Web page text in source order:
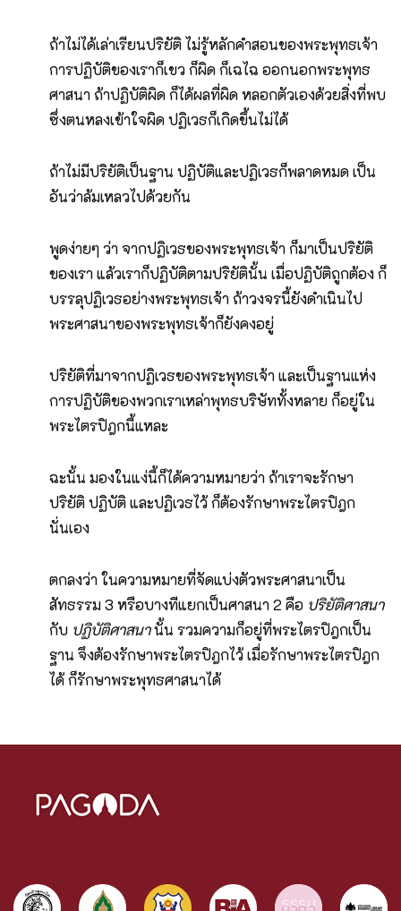
ถ้าไม่ได้เล่าเรียนปริยัติ ไม่รู้หลักคำสอนของพระพุทธเจ้า
การปฏิบัติของเราก็เขว ก็ผิด ก็เฉไฉ ออกนอกพระพุทธ
ศาสนา ถ้าปฏิบัติผิด ก็ได้ผลที่ผิด หลอกตัวเองด้วยสิ่งที่พบ
ซึ่งตนหลงเข้าใจผิด ปฏิเวธก็เกิดขึ้นไม่ได้
ถ้าไม่มีปริยัติเป็นฐาน ปฏิบัติและปฏิเวธก็พลาดหมด เป็น
อันว่าล้มเหลวไปด้วยกัน
พูดง่ายๆ ว่า จากปฏิเวธของพระพุทธเจ้า ก็มาเป็นปริยัติ
ของเรา แล้วเราก็ปฏิบัติตามปริยัตินั้น เมื่อปฏิบัติถูกต้อง ก็
บรรลุปฏิเวธอย่างพระพุทธเจ้า ถ้าวงจรนี้ยังดำเนินไป
พระศาสนาของพระพุทธเจ้าก็ยังคงอยู่
ปริยัติที่มาจากปฏิเวธของพระพุทธเจ้า และเป็นฐานแห่ง
การปฏิบัติของพวกเราเหล่าพุทธบริษัททั้งหลาย ก็อยู่ใน
พระไตรปิฎกนี้แหละ
ฉะนั้น มองในแง่นี้ก็ได้ความหมายว่า ถ้าเราจะรักษา
ปริยัติ ปฏิบัติ และปฏิเวธไว้ ก็ต้องรักษาพระไตรปิฎก
นั่นเอง
ตกลงว่า ในความหมายที่จัดแบ่งตัวพระศาสนาเป็น
สัทธรรม 3 หรือบางทีแยกเป็นศาสนา 2 คือ ปริยัติศาสนา
กับ ปฏิบัติศาสนานั้น รวมความก็อยู่ที่พระไตรปิฎกเป็น
ฐาน จึงต้องรักษาพระไตรปิฎกไว้ เมื่อรักษาพระไตรปิฎก
ได้ ก็รักษาพระพุทธศาสนาได้